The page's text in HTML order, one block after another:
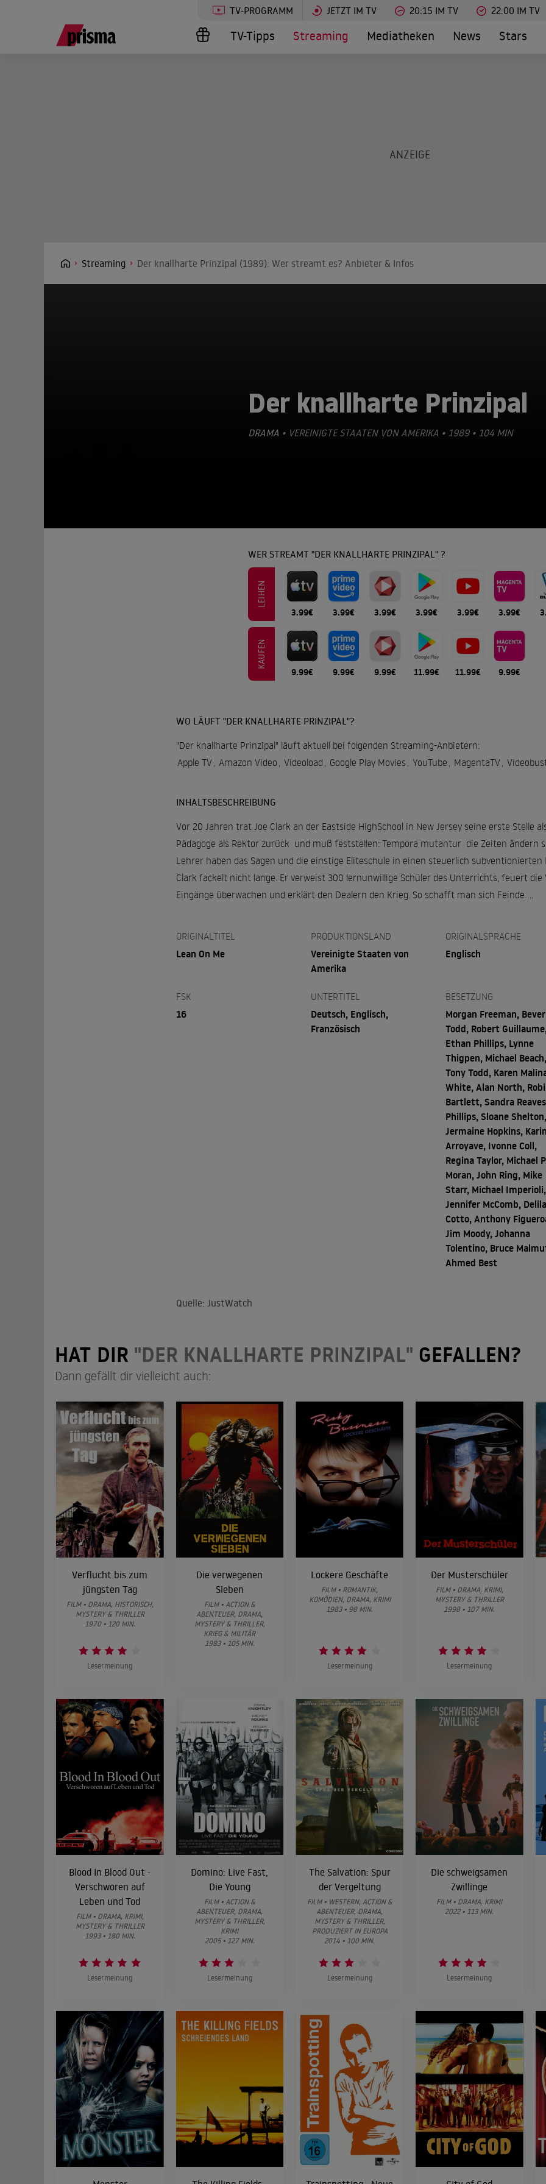
TV-PROGRAMM JETZT IM TV 20:15 IM TV 22:00 IM TV
TV-Tipps Streaming Mediatheken News Stars
Streaming Der knallharte Prinzipal (1989): Wer streamt es? Anbieter & Infos
Der knallharte Prinzipal
DRAMA • VEREINIGTE STAATEN VON AMERIKA • 1989 • 104 MIN
WER STREAMT "DER KNALLHARTE PRINZIPAL" ?
LEIHEN
3.99€ 3.99€ 3.99€ 3.99€ 3.99€ 3.99€
KAUFEN
9.99€ 9.99€ 9.99€ 11.99€ 11.99€ 9.99€
WO LÄUFT "DER KNALLHARTE PRINZIPAL"?
"Der knallharte Prinzipal" läuft aktuell bei folgenden Streaming-Anbietern:
Apple TV, Amazon Video , Videoload , Google Play Movies, YouTube , MagentaTV,
INHALTSBESCHREIBUNG
Vor 20 Jahren trat Joe Clark an der Eastside HighSchool in New Jersey seine erste Stelle
Pädagoge als Rektor zurück ­ und muß feststellen: Tempora mutantur ­ die Zeiten ändern
Lehrer haben das Sagen und die einstige Eliteschule in einen steuerlich
Clark fackelt nicht lange. Er verweist 300 lernunwillige Schüler des Unterrichts, feuert
Eingänge überwachen und erklärt den Dealern den Krieg. So schafft man sich Feinde....
ORIGINALTITEL
Lean On Me
PRODUKTIONSLAND
Vereinigte Staaten von
Amerika
ORIGINALSPRACHE
Englisch
FSK
16
UNTERTITEL
Deutsch, Englisch,
Französisch
BESETZUNG
Morgan Freeman,
Todd, Robert
Ethan Phillips, Lynne
Thigpen, Michael Beach,
Tony Todd, Karen
White, Alan North,
Bartlett, Sandra
Phillips, Sloane Shelton,
Jermaine Hopkins,
Arroyave, Ivonne Coll,
Regina Taylor, Michael
Moran, John Ring, Mike
Starr, Michael Imperioli,
Jennifer McComb,
Cotto, Anthony
Jim Moody, Johanna
Tolentino, Bruce
Ahmed Best
Quelle: JustWatch
HAT DIR "DER KNALLHARTE PRINZIPAL" GEFALLEN?
Dann gefällt dir vielleicht auch:
Verflucht bis zum
jüngsten Tag
FILM • DRAMA, HISTORISCH,
MYSTERY & THRILLER
1970 • 120 MIN.
Lesermeinung
Die verwegenen
Sieben
FILM • ACTION &
ABENTEUER, DRAMA,
MYSTERY & THRILLER,
KRIEG & MILITÄR
1983 • 105 MIN.
Lockere Geschäfte
FILM • ROMANTIK,
KOMÖDIEN, DRAMA, KRIMI
1983 • 98 MIN.
Lesermeinung
Der Musterschüler
FILM • DRAMA, KRIMI,
MYSTERY & THRILLER
1998 • 107 MIN.
Lesermeinung
Blood In Blood Out -
Verschworen auf
Leben und Tod
FILM • DRAMA, KRIMI,
MYSTERY & THRILLER
1993 • 180 MIN.
Lesermeinung
Domino: Live Fast,
Die Young
FILM • ACTION &
ABENTEUER, DRAMA,
MYSTERY & THRILLER,
KRIMI
2005 • 127 MIN.
Lesermeinung
The Salvation: Spur
der Vergeltung
FILM • WESTERN, ACTION &
ABENTEUER, DRAMA,
MYSTERY & THRILLER,
PRODUZIERT IN EUROPA
2014 • 100 MIN.
Lesermeinung
Die schweigsamen
Zwillinge
FILM • DRAMA, KRIMI
2022 • 113 MIN.
Lesermeinung